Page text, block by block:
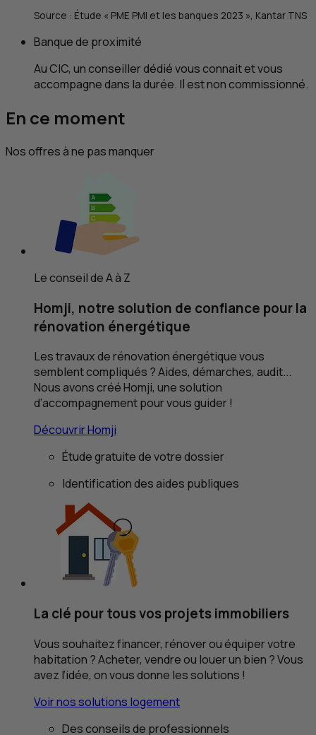
Source : Étude « PME PMI et les banques 2023 », Kantar TNS
Banque de proximité
AuCIC, un conseiller dédié vous connait et vous
accompagne dans la durée. Il est non commissionné.
En ce moment
Nos offres à ne pas manquer
Le conseil de A à Z
Homji, notre solution de confiance pour la
rénovation énergétique
Les travaux de rénovation énergétique vous
semblent compliqués ? Aides, démarches, audit...
Nous avons créé Homji, une solution
d’accompagnement pour vous guider !
Découvrir Homji
Étude gratuite de votre dossier
Identification des aides publiques
La clé pour tous vos projets immobiliers
Vous souhaitez financer, rénover ou équiper votre
habitation ? Acheter, vendre ou louer un bien ? Vous
avez l’idée, on vous donne les solutions !
Voir nos solutions logement
Des conseils de professionnels